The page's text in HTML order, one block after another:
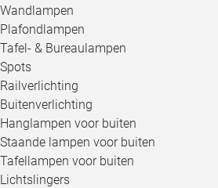
Wandlampen
Plafondlampen
Tafel- & Bureaulampen
Spots
Railverlichting
Buitenverlichting
Hanglampen voor buiten
Staande lampen voor buiten
Tafellampen voor buiten
Lichtslingers